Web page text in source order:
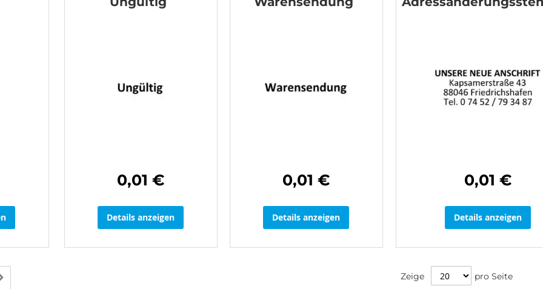
0,01 €
Details anzeigen
0,01 €
Details anzeigen
0,01 €
Details anzeigen
die Seite Zeige pro Seite